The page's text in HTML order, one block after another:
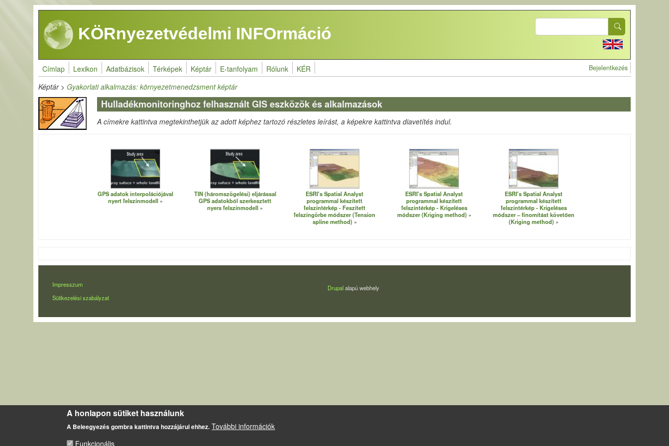
Ugrás a tartalomra
KÖRnyezetvédelmi INFOrmáció
Search
Címlap Lexikon Adatbázisok Térképek Képtár E-tanfolyam Rólunk KÉR User account
Bejelentkezés
Képtár>Gyakorlati alkalmazás: környezetmenedzsment képtár
Hulladékmonitoringhoz felhasznált GIS eszközök és alkalmazások
A címekre kattintva megtekinthetjük az adott képhez tartozó részletes leírást, a képekre kattintva diavetítés indul.
GPS adatok interpolációjával
nyert felszínmodell
TIN (háromszögelési) eljárással
GPS adatokból szerkesztett
nyers felszínmodell
ESRI's Spatial Analyst
programmal készített
felszíntérkép - Feszített
felszíngörbe módszer (Tension
spline method)
ESRI's Spatial Analyst
programmal készített
felszíntérkép - Krigeléses
módszer (Kriging method)
ESRI's Spatial Analyst
programmal készített
felszíntérkép - Krigeléses
módszer – finomítást követően
(Kriging method)
LÁBLÉC
Impresszum
Sütikezelési szabályzat
Drupalalapú webhely
A honlapon sütiket használunk
A Beleegyezés gombra kattintva hozzájárul ehhez. További információk
Funkcionális